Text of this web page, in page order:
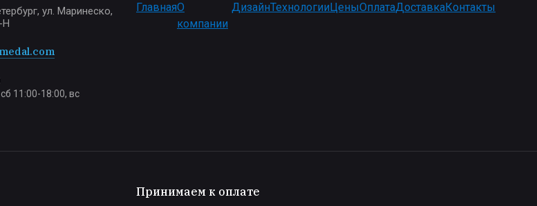
ул. Маринеско,
Н
11:00-18:00, вс
ГлавнаяО
компании
ДизайнТехнологииЦеныОплатаДоставкаКонтакты
Принимаем к оплате